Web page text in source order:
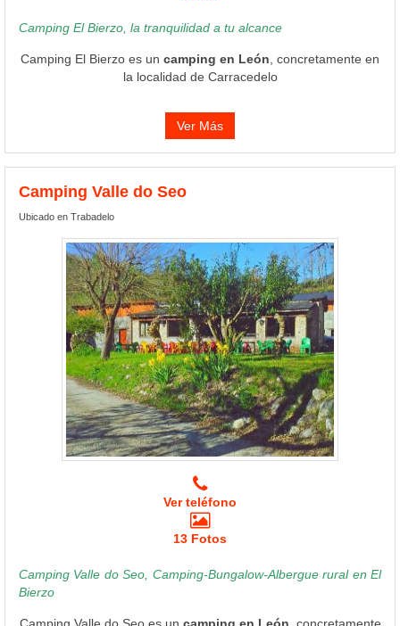
Camping El Bierzo, la tranquilidad a tu alcance
Camping El Bierzo es un camping en León , concretamente en
la localidad de Carracedelo
Ver Más
Camping Valle do Seo
Ubicado en Trabadelo
Ver teléfono
13 Fotos
Camping Valle do Seo, Camping-Bungalow-Albergue rural en El
Bierzo
Camping Valle do Seo es un camping en León , concretamente